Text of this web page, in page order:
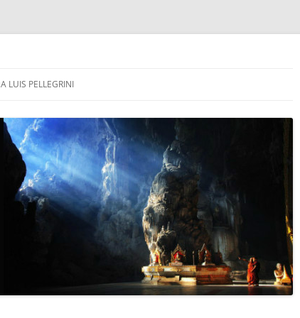
LUIS PELLEGRINI